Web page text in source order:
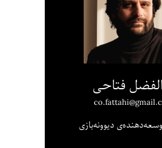
فتاحی
دیوونه‌بازی